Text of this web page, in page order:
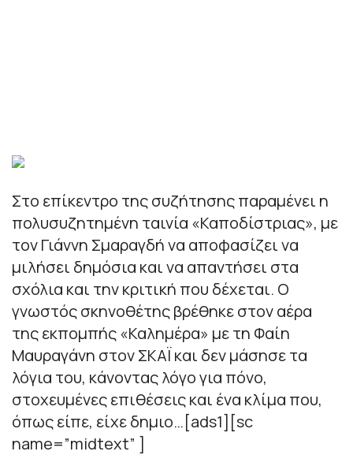
Στο επίκεντρο της συζήτησης παραμένει η
πολυσυζητημένη ταινία «Καποδίστριας», με
τον Γιάννη Σμαραγδή να αποφασίζει να
μιλήσει δημόσια και να απαντήσει στα
σχόλια και την κριτική που δέχεται. Ο
γνωστός σκηνοθέτης βρέθηκε στον αέρα
της εκπομπής «Καλημέρα» με τη Φαίη
Μαυραγάνη στον ΣΚΑΪ και δεν μάσησε τα
λόγια του, κάνοντας λόγο για πόνο,
στοχευμένες επιθέσεις και ένα κλίμα που,
όπως είπε, είχε δημιο…[ads1][sc
name=”midtext” ]